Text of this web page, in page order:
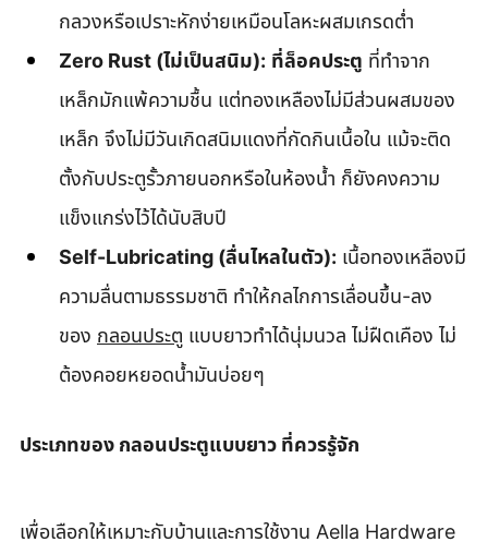
กลวงหรือเปราะหักง่ายเหมือนโลหะผสมเกรดต่ำ
Zero Rust (ไม่เป็นสนิม): ที่ล็อคประตู ที่ทำจาก
เหล็กมักแพ้ความชื้น แต่ทองเหลืองไม่มีส่วนผสมของ
เหล็ก จึงไม่มีวันเกิดสนิมแดงที่กัดกินเนื้อใน แม้จะติด
ตั้งกับประตูรั้วภายนอกหรือในห้องน้ำ ก็ยังคงความ
แข็งแกร่งไว้ได้นับสิบปี
Self-Lubricating (ลื่นไหลในตัว): เนื้อทองเหลืองมี
ความลื่นตามธรรมชาติ ทำให้กลไกการเลื่อนขึ้น-ลง
ของ กลอนประตู แบบยาวทำได้นุ่มนวล ไม่ฝืดเคือง ไม่
ต้องคอยหยอดน้ำมันบ่อยๆ
ประเภทของ กลอนประตูแบบยาว ที่ควรรู้จัก
เพื่อเลือกให้เหมาะกับบ้านและการใช้งาน Aella Hardware